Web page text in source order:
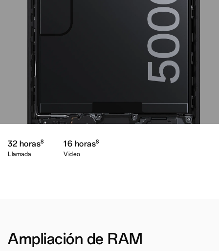
32 horas8
Llamada
16 horas8
Video
Ampliación de RAM